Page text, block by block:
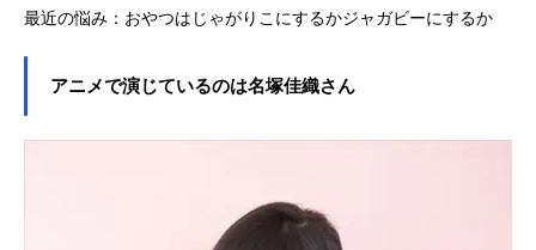
最近の悩み：おやつはじゃがりこにするかジャガビーにするか
アニメで演じているのは名塚佳織さん